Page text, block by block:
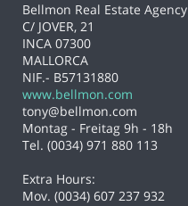
Bellmon Real Estate Agency
C/ JOVER, 21
INCA 07300
MALLORCA
NIF.- B57131880
www.bellmon.com
tony@bellmon.com
Montag - Freitag 9h - 18h
Tel. (0034) 971 880 113
Extra Hours:
Mov. (0034) 607 237 932